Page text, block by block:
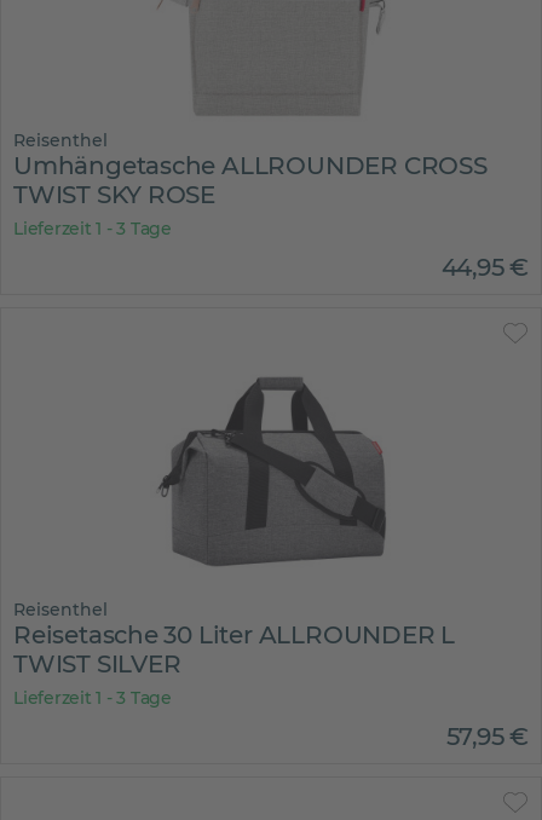
Reisenthel
Umhängetasche ALLROUNDER CROSS
TWIST SKY ROSE
Lieferzeit 1 - 3 Tage
44,95€
Reisenthel
Reisetasche 30 Liter ALLROUNDER L
TWIST SILVER
Lieferzeit 1 - 3 Tage
57,95€